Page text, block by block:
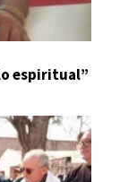
espiritual”